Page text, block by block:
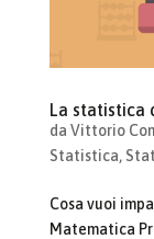
La statistica
da Vittorio
Statistica,
Cosa vuoi
Matematica